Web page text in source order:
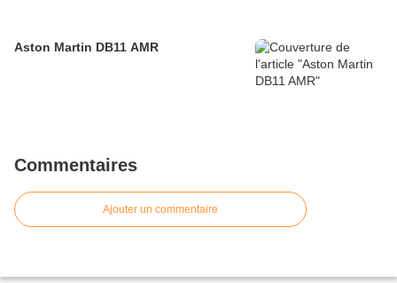
Aston Martin DB11 AMR
Commentaires
Ajouter un commentaire